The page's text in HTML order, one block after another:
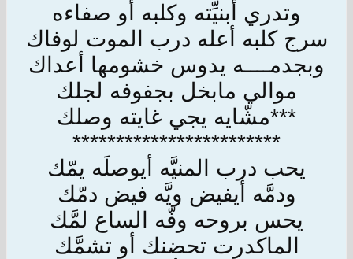
وتدري أبنيِّته وكلبه أو صفاءه
سرج كلبه أعله درب الموت لوفاك
وبجدمــــه يدوس خشومها أعداك
موالي مابخل بجفوفه لجلك
***مشّايه يجي غايته وصلك
************************
يحب درب المنيَّه أيوصلَه يمّك
ودمَّه أيفيض ويَّه فيض دمّك
يحس بروحه وفّه الساع لمَّك
الماكدرت تحضنك أو تشمَّك